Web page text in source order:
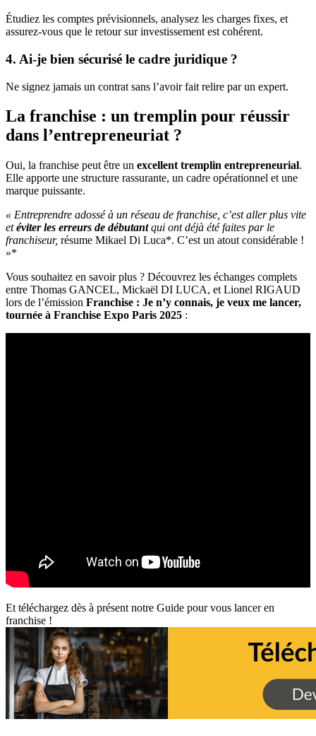
Étudiez les comptes prévisionnels, analysez les charges fixes, et
assurez-vous que le retour sur investissement est cohérent.
4. Ai-je bien sécurisé le cadre juridique ?
Ne signez jamais un contrat sans l’avoir fait relire par un expert.
La franchise : un tremplin pour réussir
dans l’entrepreneuriat ?
Oui, la franchise peut être un excellent tremplin entrepreneurial.
Elle apporte une structure rassurante, un cadre opérationnel et une
marque puissante.
« Entreprendre adossé à un réseau de franchise, c’est aller plus vite
etéviter les erreurs de débutantqui ont déjà été faites par le
franchiseur, résume Mikael Di Luca*. C’est un atout considérable !
»*
Vous souhaitez en savoir plus ? Découvrez les échanges complets
entre Thomas GANCEL, Mickaël DI LUCA, et Lionel RIGAUD
lors de l’émission Franchise : Je n’y connais, je veux me lancer,
tournée à Franchise Expo Paris 2025 :
Et téléchargez dès à présent notre Guide pour vous lancer en
franchise !